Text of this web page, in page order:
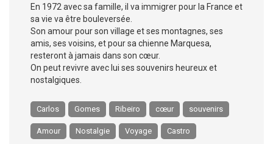
En 1972 avec sa famille, il va immigrer pour la France et
sa vie va être bouleversée.
Son amour pour son village et ses montagnes, ses
amis, ses voisins, et pour sa chienne Marquesa,
resteront à jamais dans son cœur.
On peut revivre avec lui ses souvenirs heureux et
nostalgiques.
Carlos Gomes Ribeiro cœur souvenirs
Amour Nostalgie Voyage Castro